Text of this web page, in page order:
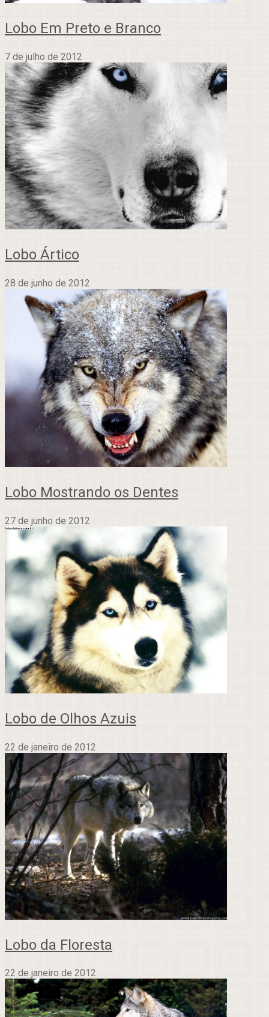
Lobo Em Preto e Branco
7 de julho de 2012
Lobo Ártico
28 de junho de 2012
Lobo Mostrando os Dentes
27 de junho de 2012
Lobo de Olhos Azuis
22 de janeiro de 2012
Lobo da Floresta
22 de janeiro de 2012